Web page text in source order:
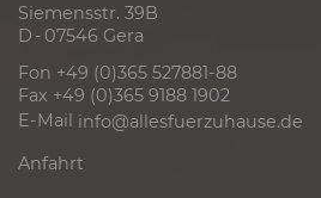
Siemensstr. 39B
D - 07546 Gera
Fon +49 (0)365 527881-88
Fax +49 (0)365 9188 1902
E-Mail info@allesfuerzuhause.de
Anfahrt